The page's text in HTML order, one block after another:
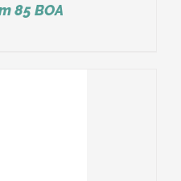
85 BOA